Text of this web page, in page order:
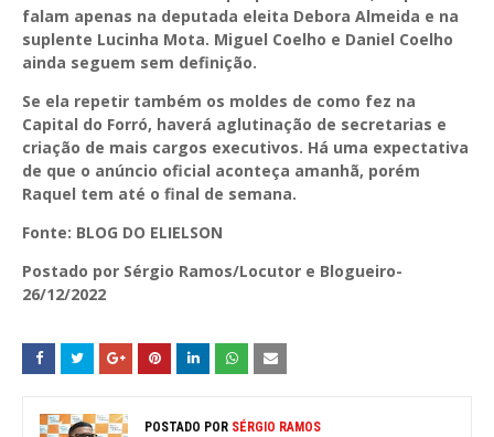
falam apenas na deputada eleita Debora Almeida e na
suplente Lucinha Mota. Miguel Coelho e Daniel Coelho
ainda seguem sem definição.
Se ela repetir também os moldes de como fez na
Capital do Forró, haverá aglutinação de secretarias e
criação de mais cargos executivos. Há uma expectativa
de que o anúncio oficial aconteça amanhã, porém
Raquel tem até o final de semana.
Fonte: BLOG DO ELIELSON
Postado por Sérgio Ramos/Locutor e Blogueiro-
26/12/2022
POSTADO POR SÉRGIO RAMOS